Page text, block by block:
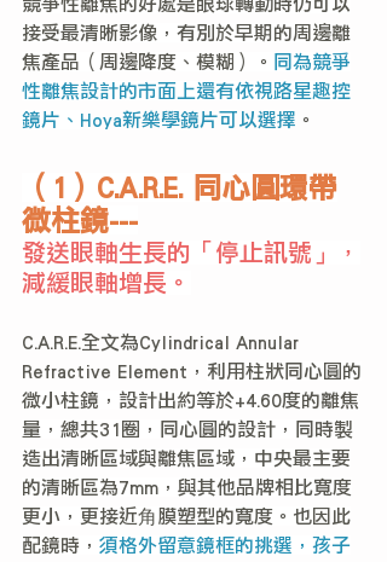
接受最清晰影像，有別於早期的周邊離
焦產品（周邊降度、模糊）。 同為競爭
性離焦設計的市面上還有依視路星趣控
鏡片、 Hoya新樂學鏡片可以選擇 。
（1）C.A.R.E. 同心圓環帶
微柱鏡---
發送眼軸生長的「停止訊號」，
減緩眼軸增長。
C.A.R.E.全文為Cylindrical Annular
Refractive Element， 利用柱狀同心圓的
微小柱鏡，設計出約等於+4.60度的離焦
量，總共31圈，同心圓的設計，同時製
造出清晰區域與離焦區域，中央最主要
的清晰區為7mm，與其他品牌相比寬度
更小，更接近角膜塑型的寬度。也因此
配鏡時， 須格外留意鏡框的挑選，孩子